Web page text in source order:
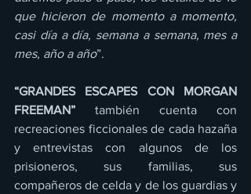
que hicieron de momento a momento,
casi día a día, semana a semana, mes a
mes, año a año”.
“GRANDES ESCAPES CON MORGAN
FREEMAN” también cuenta con
recreaciones ficcionales de cada hazaña
y entrevistas con algunos de los
prisioneros, sus familias, sus
compañeros de celda y de los guardias y